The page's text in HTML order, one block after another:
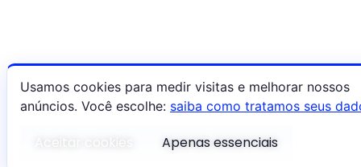
Usamos cookies para medir visitas e melhorar nossos
anúncios. Você escolhe: saiba como tratamos seus
Apenas essenciais